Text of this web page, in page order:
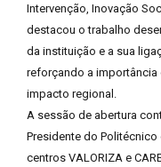
Intervenção, Inovação
destacou o trabalho
da instituição e a sua
reforçando a
impacto regional.
A sessão de abertura
Presidente do
centros VALORIZA e